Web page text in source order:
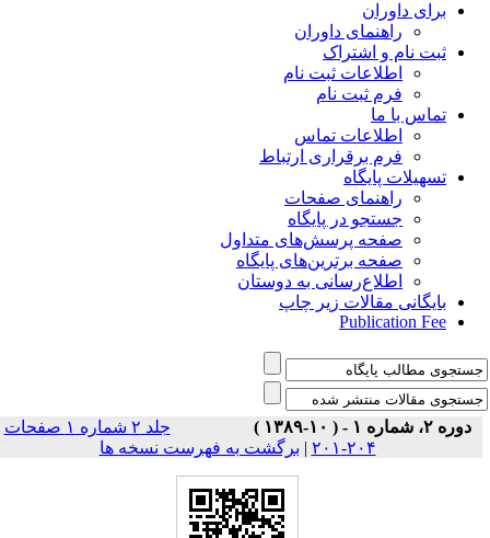
برای داوران
راهنمای داوران
ثبت نام و اشتراک
اطلاعات ثبت نام
فرم ثبت نام
تماس با ما
اطلاعات تماس
فرم برقراری ارتباط
تسهیلات پایگاه
راهنمای صفحات
جستجو در پایگاه
صفحه پرسش‌های متداول
صفحه برترین‌های پایگاه
اطلاع‌رسانی به دوستان
بایگانی مقالات زیر چاپ
Publication Fee
دوره ۲، شماره ۱ - ( ۱۰-۱۳۸۹ )
جلد ۲ شماره ۱ صفحات
۲۰۴-۲۰۱
|برگشت به فهرست نسخه ها